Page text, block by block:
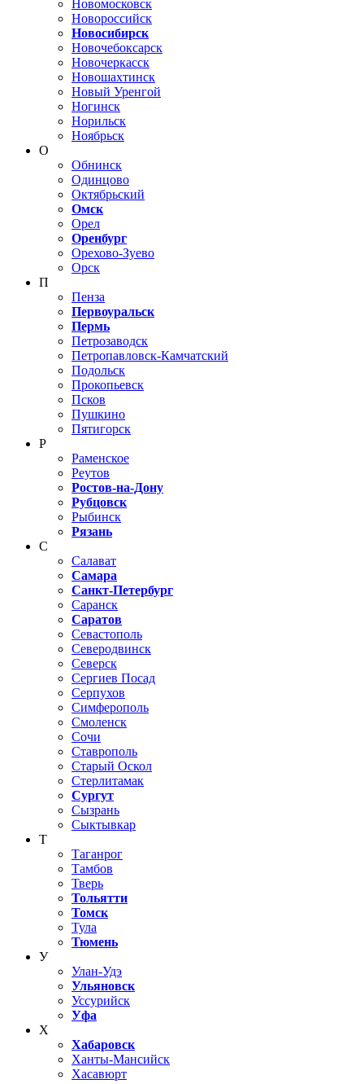
Новомосковск
Новороссийск
Новосибирск
Новочебоксарск
Новочеркасск
Новошахтинск
Новый Уренгой
Ногинск
Норильск
Ноябрьск
О
Обнинск
Одинцово
Октябрьский
Омск
Орел
Оренбург
Орехово-Зуево
Орск
П
Пенза
Первоуральск
Пермь
Петрозаводск
Петропавловск-Камчатский
Подольск
Прокопьевск
Псков
Пушкино
Пятигорск
Р
Раменское
Реутов
Ростов-на-Дону
Рубцовск
Рыбинск
Рязань
С
Салават
Самара
Санкт-Петербург
Саранск
Саратов
Севастополь
Северодвинск
Северск
Сергиев Посад
Серпухов
Симферополь
Смоленск
Сочи
Ставрополь
Старый Оскол
Стерлитамак
Сургут
Сызрань
Сыктывкар
Т
Таганрог
Тамбов
Тверь
Тольятти
Томск
Тула
Тюмень
У
Улан-Удэ
Ульяновск
Уссурийск
Уфа
Х
Хабаровск
Ханты-Мансийск
Хасавюрт